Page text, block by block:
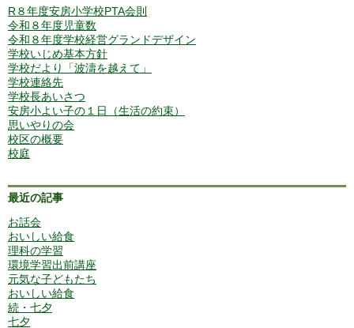
R８年度安房小学校PTA会則
令和８年度児童数
令和８年度学校経営グランドデザイン
学校いじめ基本方針
学校だより「波濤を越えて」
学校連絡先
学校長あいさつ
安房小よい子の１日（生活の約束）
思いやりの会
校区の概要
校庭
最近の記事
お話会
おいしい給食
理科の学習
環境学習出前講座
元気な子どもたち
おいしい給食
続・七夕
七夕